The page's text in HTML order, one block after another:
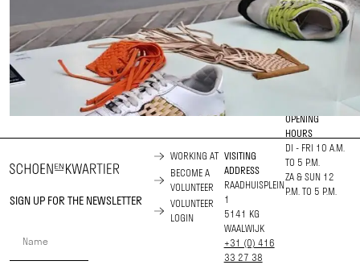
SIGN UP FOR THE NEWSLETTER
WORKING AT
BECOME A
VOLUNTEER
VOLUNTEER
LOGIN
VISITING
ADDRESS
RAADHUISPLEIN
1
5141 KG
WAALWIJK
+31 (0) 416
33 27 38
OPENING
HOURS
DI - FRI 10 A.M.
TO 5 P.M.
ZA & SUN 12
P.M. TO 5 P.M.